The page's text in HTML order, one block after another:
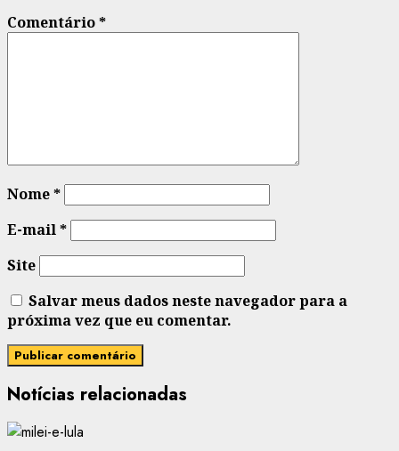
Comentário*
Nome*
E-mail*
Site
Salvar meus dados neste navegador para a
próxima vez que eu comentar.
Notícias relacionadas